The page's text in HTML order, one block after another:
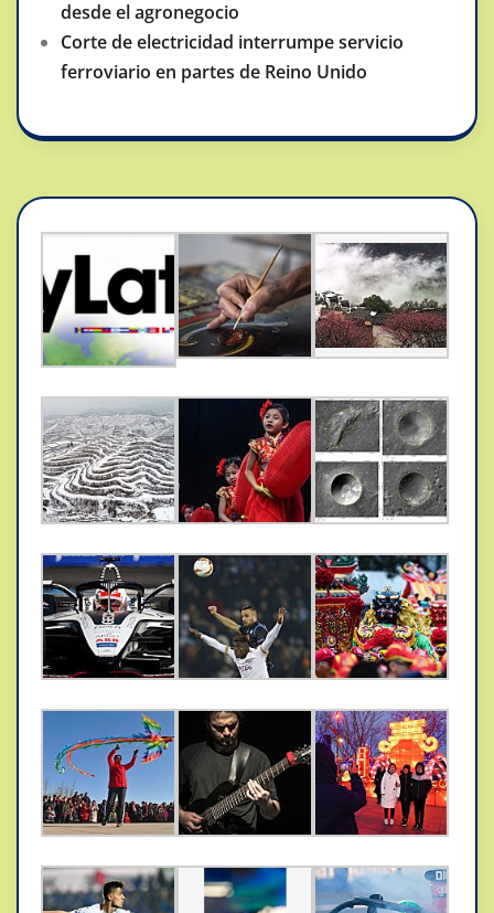
desde el agronegocio
Corte de electricidad interrumpe servicio
ferroviario en partes de Reino Unido